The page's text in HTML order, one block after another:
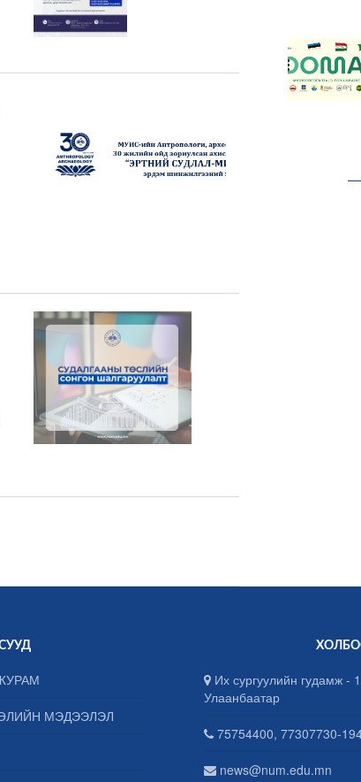
МЭДЭЭЛЭЛ
Их сургуулийн гудамж -
Улаанбаатар
75754400, 77307730-
news@num.edu.mn